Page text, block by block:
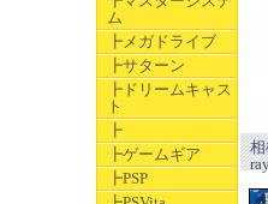
ム
┣メガドライブ
┣サターン
┣ドリームキャス
ト
┣
┣ゲームギア
┣PSP
相